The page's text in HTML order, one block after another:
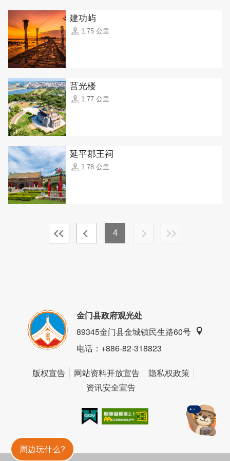
建功屿
1.75 公里
莒光楼
1.77 公里
延平郡王祠
1.78 公里
4
金门县政府观光处
89345金门县金城镇民生路60号
电话：+886-82-318823
版权宣告 网站资料开放宣告
隐私权政策
资讯安全宣告
周边玩什么?